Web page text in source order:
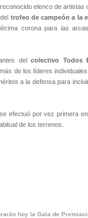
elenco de artistas
trofeo de campeón a la
corona para las
del colectivo Todos
de los líderes
a la defensa para
se efectuó por vez primera
de los terrenos.
hoy la Gala de